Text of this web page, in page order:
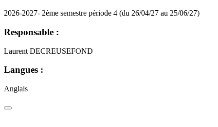
2026-2027- 2ème semestre période 4 (du 26/04/27 au 25/06/27)
Responsable :
Laurent DECREUSEFOND
Langues :
Anglais